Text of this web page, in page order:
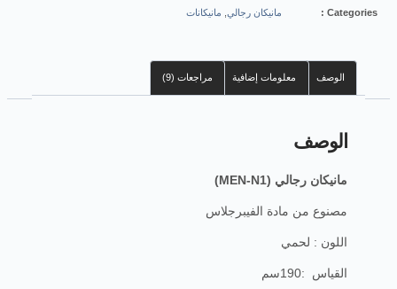
Categories :
مانيكان رجالي مانيكانات
الوصف معلومات إضافية مراجعات (9)
الوصف
مانيكان رجالي (MEN-N1)
مصنوع من مادة الفيبرجلاس
اللون : لحمي
القياس :190سم